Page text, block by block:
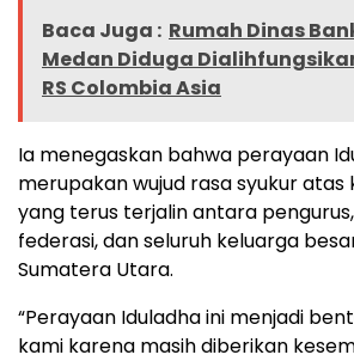
Baca Juga : Rumah Dinas
Medan Diduga
RS Colombia Asia
Ia menegaskan bahwa perayaan
merupakan wujud rasa syukur
yang terus terjalin antara
federasi, dan seluruh keluarga besar
Sumatera Utara.
“Perayaan Iduladha ini menjadi
kami karena masih diberikan